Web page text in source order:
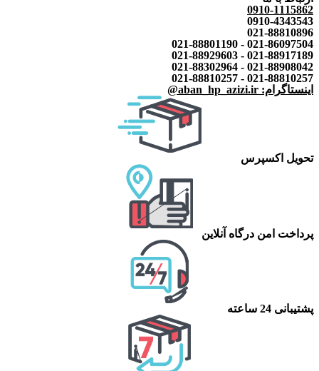
0910-1115862
0910-4343543
021-88810896
021-86097504 - 021-88801190
021-88917189 - 021-88929603
021-88908042 - 021-88302964
021-88810257 - 021-88810257
اینستاگرام: aban_hp_azizi.ir@
تحویل اکسپرس
پرداخت امن درگاه آنلاین
پشتیبانی 24 ساعته